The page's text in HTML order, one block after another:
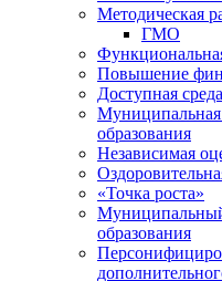
Методическая
ГМО
Повышение
Доступная среда
Муниципальная
образования
Независимая
«Точка роста»
образования